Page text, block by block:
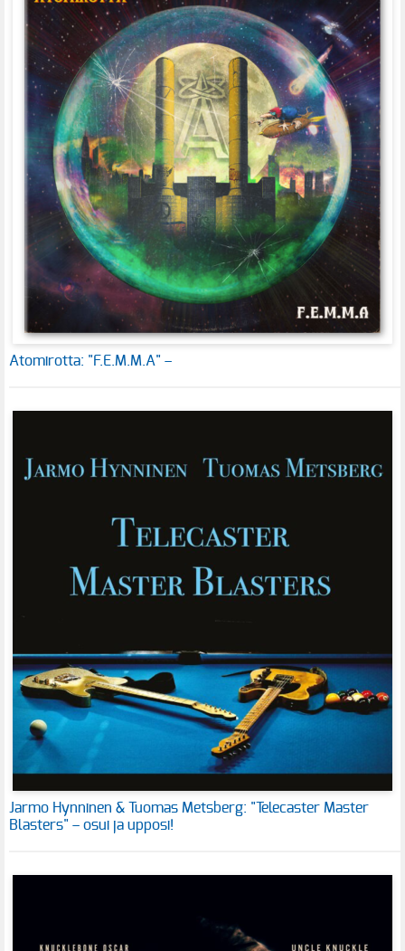
Atomirotta: "F.E.M.M.A" –
Jarmo Hynninen & Tuomas Metsberg: "Telecaster Master
Blasters" – osui ja upposi!